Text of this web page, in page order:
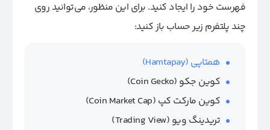
فهرست خود را ایجاد کنید. برای این منظور، می‌توانید روی
چند پلتفرم زیر حساب باز کنید:
همتاپی (Hamtapay)
کوین جکو (Coin Gecko)
کوین مارکت کپ (Coin Market Cap)
تریدینگ ویو (Trading View)